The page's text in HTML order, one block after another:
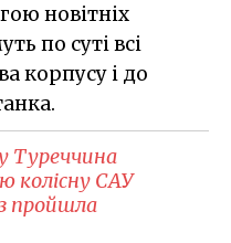
новітніх
по суті всі
корпусу і до
Туреччина
колісну САУ
пройшла